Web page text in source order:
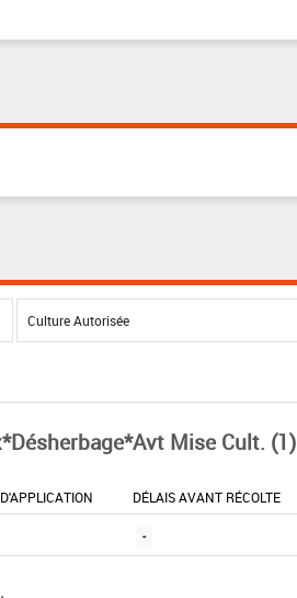
Mise Cult. (1)
DÉLAIS AVANT RÉCOLTE
-